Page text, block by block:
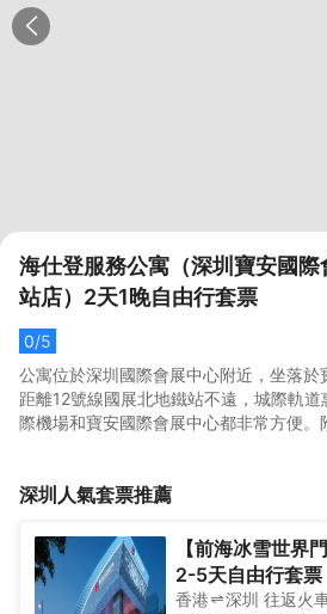
海仕登服務公寓（深圳寶安國
站店）2天1晚自由行套票
0/5
公寓位於深圳國際會展中心附近，坐落於
距離12號線國展北地鐵站不遠，城際軌
際機場和寶安國際會展中心都非常方便。
公公園、鳳凰山森林公園等景點，是商
公寓位於深圳國際會展中心附近，坐落
際機場和寶安國際會展中心都非常方便。
選。
深圳 人氣套票推薦
【前海冰雪世界
2-5天自由行套票
香港 深圳 往返火